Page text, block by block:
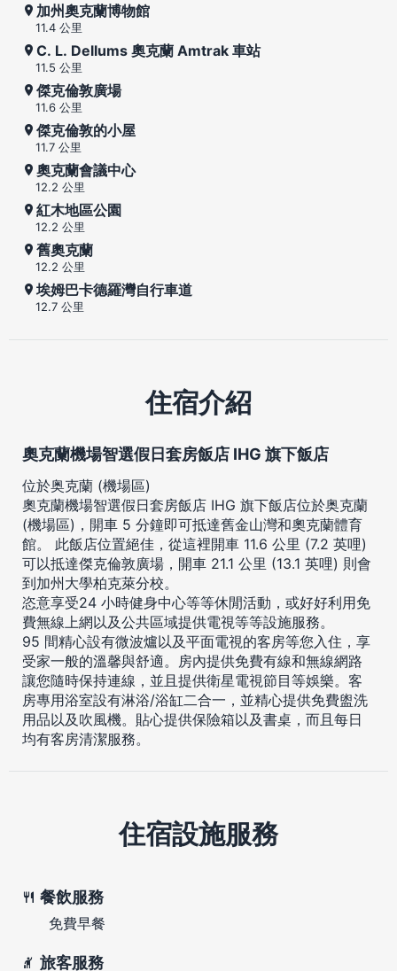
加州奧克蘭博物館
11.4 公里
C. L. Dellums 奧克蘭 Amtrak 車站
11.5 公里
傑克倫敦廣場
11.6 公里
傑克倫敦的小屋
11.7 公里
奧克蘭會議中心
12.2 公里
紅木地區公園
12.2 公里
舊奧克蘭
12.2 公里
埃姆巴卡德羅灣自行車道
12.7 公里
住宿介紹
奧克蘭機場智選假日套房飯店 IHG 旗下飯店
位於奥克蘭 (機場區)
奧克蘭機場智選假日套房飯店 IHG 旗下飯店位於奥克蘭
(機場區)，開車 5 分鐘即可抵達舊金山灣和奧克蘭體育
館。 此飯店位置絕佳，從這裡開車 11.6 公里 (7.2 英哩)
可以抵達傑克倫敦廣場，開車 21.1 公里 (13.1 英哩) 則會
到加州大學柏克萊分校。
恣意享受24 小時健身中心等等休閒活動，或好好利用免
費無線上網以及公共區域提供電視等等設施服務。
95 間精心設有微波爐以及平面電視的客房等您入住，享
受家一般的溫馨與舒適。房內提供免費有線和無線網路
讓您隨時保持連線，並且提供衛星電視節目等娛樂。客
房專用浴室設有淋浴/浴缸二合一，並精心提供免費盥洗
用品以及吹風機。貼心提供保險箱以及書桌，而且每日
均有客房清潔服務。
住宿設施服務
餐飲服務
免費早餐
旅客服務